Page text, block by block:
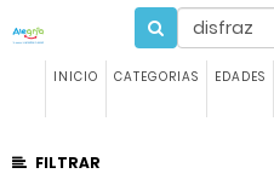
INICIO CATEGORIAS EDADES
FILTRAR